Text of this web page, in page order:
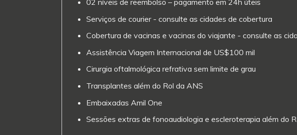
02 níveis de reembolso – pagamento em 24h úteis
Serviços de courier - consulte as cidades de cobertura
Cobertura de vacinas e vacinas do viajante - consulte as
Assistência Viagem Internacional de US$100 mil
Cirurgia oftalmológica refrativa sem limite de grau
Transplantes além do Rol da ANS
Embaixadas Amil One
Sessões extras de fonoaudiologia e escleroterapia além do